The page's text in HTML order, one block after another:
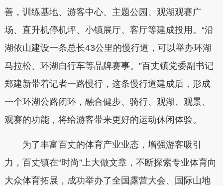
善，训练基地、游客中心、主题公园、观湖观赛广
场、直升机停机坪、小镇展厅、客厅等建成投用。“沿
湖依山建设一条总长43公里的慢行道，可以举办环湖
马拉松、环湖自行车等品牌赛事。”百丈镇党委副书记
郑建新带着记者一路慢行，这条慢行道建成后，形成
一个环湖公路闭环，融合健步、骑行、观湖、观景、
观赛的功能，将给游客带来更好的运动休闲体验。
为了丰富百丈的体育产业业态，增强游客吸引
力，百丈镇在“时尚”上大做文章，不断探索专业体育向
大众体育拓展，成功举办了全国露营大会、国际山地